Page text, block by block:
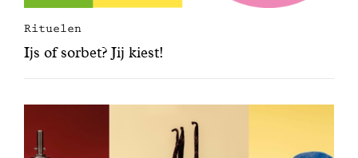
Rituelen
Ijs of sorbet? Jij kiest!